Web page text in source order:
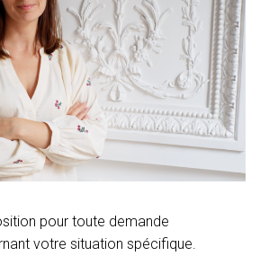
pour toute demande
votre situation spécifique.